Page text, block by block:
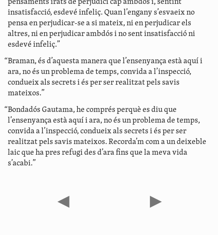
pensaments irats de perjudici cap ambdós i, sentint
insatisfacció, esdevé infeliç. Quan l’engany s’esvaeix no
pensa en perjudicar-se a si mateix, ni en perjudicar els
altres, ni en perjudicar ambdós i no sent insatisfacció ni
esdevé infeliç.”
“Braman, és d’aquesta manera que l’ensenyança està aquí i
ara, no és un problema de temps, convida a l’inspecció,
condueix als secrets i és per ser realitzat pels savis
mateixos.”
“Bondadós Gautama, he comprés perquè es diu que
l’ensenyança està aquí i ara, no és un problema de temps,
convida a l’inspecció, condueix als secrets i és per ser
realitzat pels savis mateixos. Recorda’m com a un deixeble
laic que ha pres refugi des d’ara fins que la meva vida
s’acabi.”
◀ ▶